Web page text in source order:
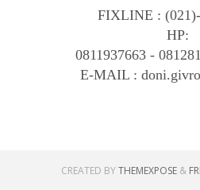
FIXLINE :
HP:
0811937663 -
E-MAIL :
CREATED BYTHEMEXPOSE &